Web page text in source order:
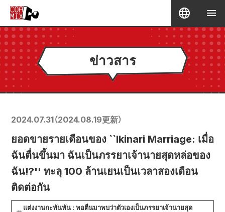
ข่าวสาร
2024.07.31（2024.08.19更新）
ยอดขายรายเดือนของ ``Ikinari Marriage: เมื่อ
ฉันตื่นขึ้นมา ฉันเป็นภรรยาเจ้านายสุดหล่อของ
ฉัน!?'' ทะลุ 100 ล้านเยนเป็นเวลาสองเดือน
ติดต่อกัน
แต่งงานกะทันหัน : พอตื่นมาพบว่าตัวเองเป็นภรรยาเจ้านายสุด